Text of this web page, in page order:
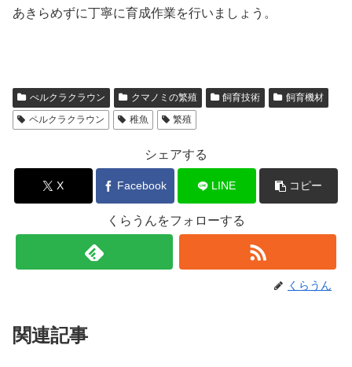
あきらめずに丁寧に育成作業を行いましょう。
ぺルクラクラウン クマノミの繁殖 飼育技術
飼育機材
ペルクラクラウン
稚魚 繁殖
シェアする
X Facebook LINE コピー
くらうんをフォローする
くらうん
関連記事